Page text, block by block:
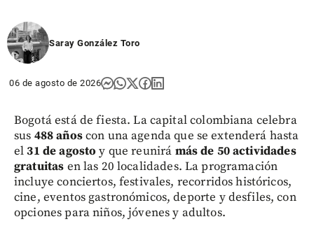
Saray González Toro
06 de agosto de 2026
Bogotá está de fiesta. La capital colombiana celebra
sus 488 añoscon una agenda que se extenderá hasta
el31 de agosto y que reunirá más de 50 actividades
gratuitas en las 20 localidades. La programación
incluye conciertos, festivales, recorridos históricos,
cine, eventos gastronómicos, deporte y desfiles, con
opciones para niños, jóvenes y adultos.